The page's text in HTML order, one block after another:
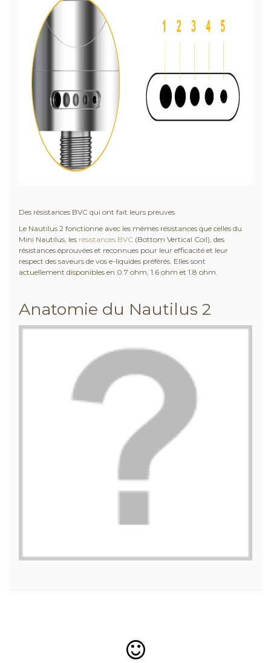
Des résistances BVC qui ont fait leurs preuves
Le Nautilus 2 fonctionne avec les mêmes résistances que celles du
Mini Nautilus, les résistances BVC(Bottom Vertical Coil), des
résistances éprouvées et reconnues pour leur efficacité et leur
respect des saveurs de vos e-liquides préférés. Elles sont
actuellement disponibles en 0.7 ohm, 1.6 ohm et 1.8 ohm.
Anatomie du Nautilus 2